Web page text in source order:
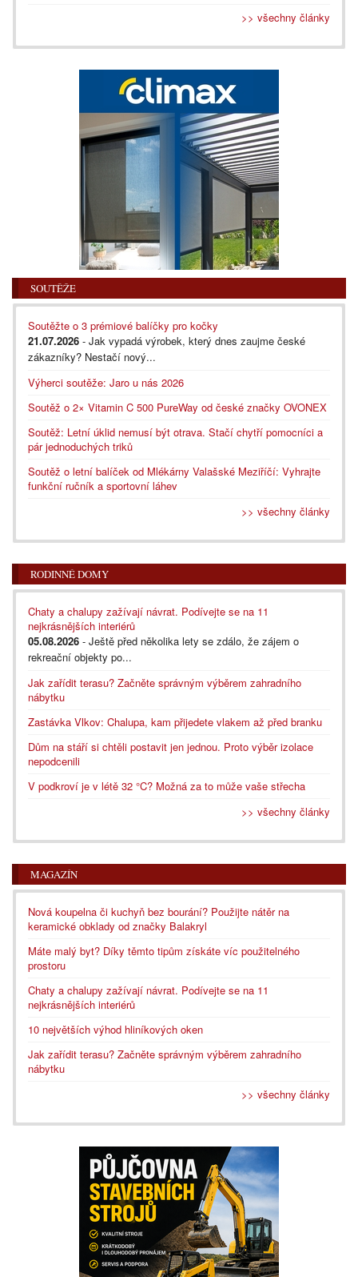
>> všechny články
SOUTĚŽE
Soutěžte o 3 prémiové balíčky pro kočky
21.07.2026 - Jak vypadá výrobek, který dnes zaujme české
zákazníky? Nestačí nový...
Výherci soutěže: Jaro u nás 2026
Soutěž o 2× Vitamin C 500 PureWay od české značky OVONEX
Soutěž: Letní úklid nemusí být otrava. Stačí chytří pomocníci a
pár jednoduchých triků
Soutěž o letní balíček od Mlékárny Valašské Meziříčí: Vyhrajte
funkční ručník a sportovní láhev
>> všechny články
RODINNÉ DOMY
Chaty a chalupy zažívají návrat. Podívejte se na 11
nejkrásnějších interiérů
05.08.2026 - Ještě před několika lety se zdálo, že zájem o
rekreační objekty po...
Jak zařídit terasu? Začněte správným výběrem zahradního
nábytku
Zastávka Vlkov: Chalupa, kam přijedete vlakem až před branku
Dům na stáří si chtěli postavit jen jednou. Proto výběr izolace
nepodcenili
V podkroví je v létě 32 °C? Možná za to může vaše střecha
>> všechny články
MAGAZÍN
Nová koupelna či kuchyň bez bourání? Použijte nátěr na
keramické obklady od značky Balakryl
Máte malý byt? Díky těmto tipům získáte víc použitelného
prostoru
Chaty a chalupy zažívají návrat. Podívejte se na 11
nejkrásnějších interiérů
10 největších výhod hliníkových oken
Jak zařídit terasu? Začněte správným výběrem zahradního
nábytku
>> všechny články